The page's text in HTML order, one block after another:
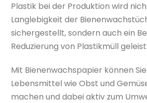
Plastik bei der Produktion wird
Langlebigkeit der
sichergestellt, sondern auch ein
Reduzierung von Plastikmüll
Mit Bienenwachspapier können
Lebensmittel wie Obst und
machen und dabei aktiv zum